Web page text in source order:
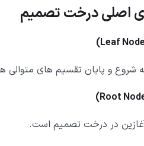
اصلی درخت تصمیم
Leaf
)
شروع و پایان تقسیم های متوالی
Root
)
آغازین در درخت تصمیم است.